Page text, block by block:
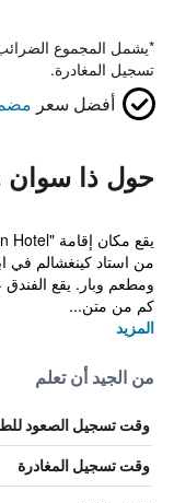
*يشمل المجموع
تسجيل المغادرة.
أفضل سعر
حول ذا سوان
من استاد كينغشالم في
كم من متن...
المزيد
من الجيد أن تعلم
وقت تسجيل الصعود
وقت تسجيل المغادرة